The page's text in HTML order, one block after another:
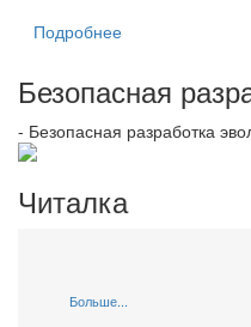
Подробнее
Безопасная
- Безопасная разработка
Читалка
Больше...